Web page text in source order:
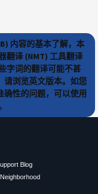
内容的基本了解，本
翻译 (NMT) 工具翻译
字词的翻译可能不甚
请浏览英文版本。如您
确性的问题，可以使用
Blog